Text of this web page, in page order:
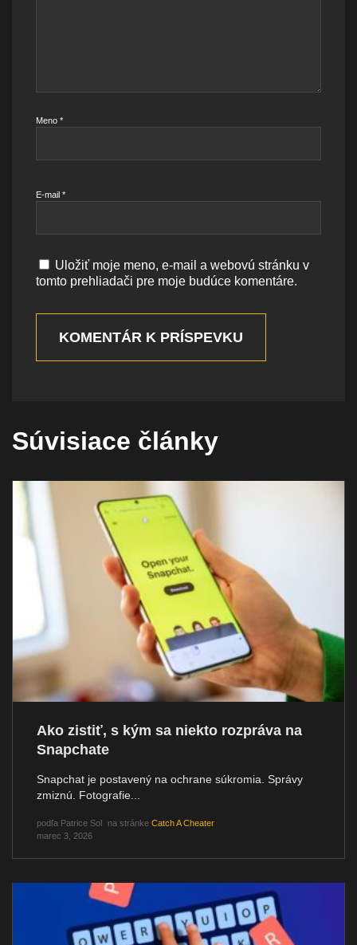
Meno *
E-mail *
Uložiť moje meno, e-mail a webovú stránku v
tomto prehliadači pre moje budúce komentáre.
KOMENTÁR K PRÍSPEVKU
Súvisiace články
Ako zistiť, s kým sa niekto rozpráva na
Snapchate
Snapchat je postavený na ochrane súkromia. Správy
zmiznú. Fotografie...
podľa Patrice Sol na stránke Catch A Cheater
marec 3, 2026